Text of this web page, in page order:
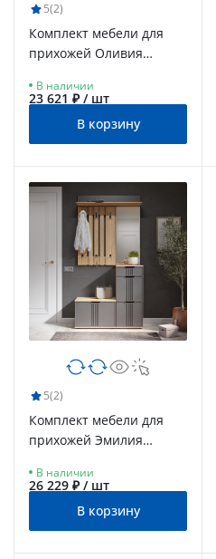
5(2)
Комплект мебели для
прихожей Оливия
бриллиант/бланж
В наличии
23 621 ₽ / шт
В корзину
5(2)
Комплект мебели для
прихожей Эмилия
золотой/графит
В наличии
26 229 ₽ / шт
В корзину